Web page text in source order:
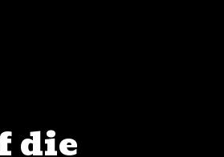
die